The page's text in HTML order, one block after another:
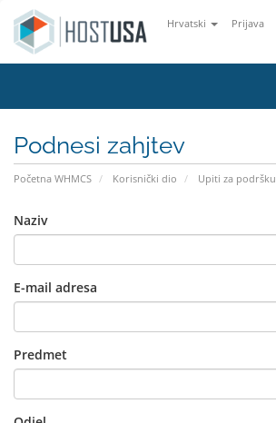
Hrvatski Prijava
Podnesi zahjtev
Početna WHMCS Korisnički dio Upiti za podršku
Naziv
E-mail adresa
Predmet